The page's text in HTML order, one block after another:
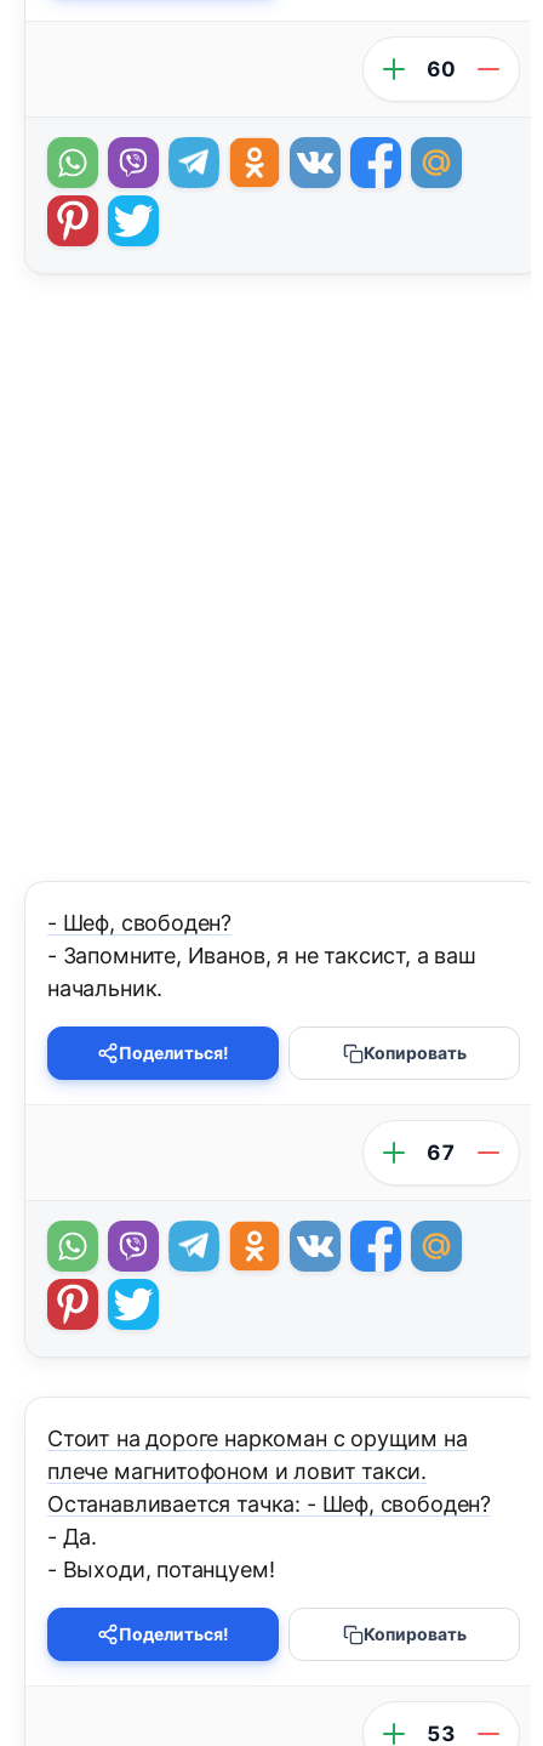
60
- Шеф, свободен?
- Запомните, Иванов, я не таксист, а ваш
начальник.
Поделиться! Копировать
67
Стоит на дороге наркоман с орущим на
плече магнитофоном и ловит такси.
Останавливается тачка: - Шеф, свободен?
- Да.
- Выходи, потанцуем!
Поделиться! Копировать
53